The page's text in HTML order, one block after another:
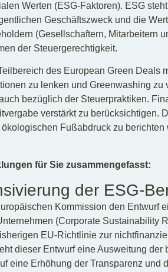
Werten (ESG-Faktoren). ESG
Geschäftszweck und die
(Gesellschaftern, Mitarbeitern
der Steuergerechtigkeit.
des European Green Deals
zu lenken und Greenwashing zu
bezüglich der Steuerpraktiken.
verstärkt zu berücksichtigen.
Fußabdruck zu berichten
für Sie zusammengefasst:
der ESG-
Kommission den Entwurf
(Corporate Sustainability
EU-Richtlinie zur
dieser Entwurf eine Ausweitung der
eine Erhöhung der Transparenz und